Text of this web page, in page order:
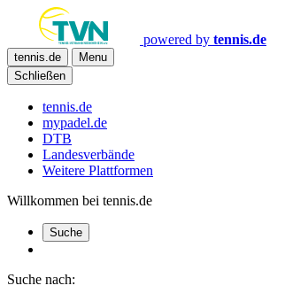
powered by tennis.de
tennis.de
Menu
Schließen
tennis.de
mypadel.de
DTB
Landesverbände
Weitere Plattformen
Willkommen bei tennis.de
Suche
Suche nach: